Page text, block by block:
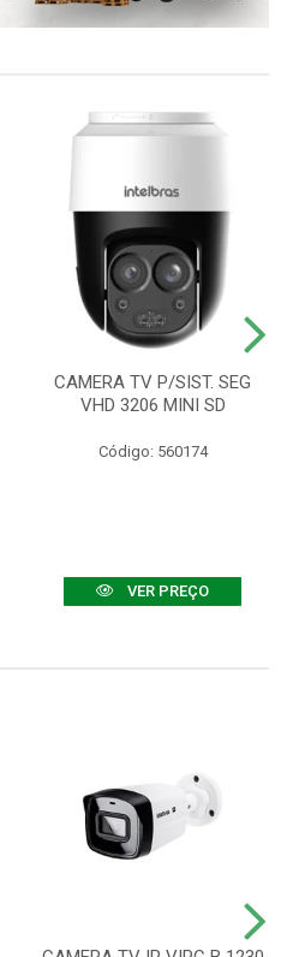
CAMERA TV P/SIST. SEG
VHD 3206 MINI SD
Código: 560174
VER PREÇO